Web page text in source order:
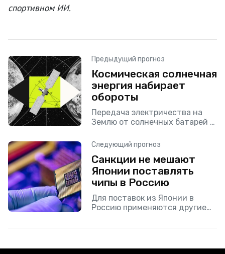
спортивном ИИ.
Предыдущий прогноз
Космическая солнечная
энергия набирает
обороты
Передача электричества на
Землю от солнечных батарей в
чистой энергии на протяжении
десятилетий. Несмотря на то,
что технологиям еще
предстоит
Следующий прогноз
Санкции не мешают
Японии поставлять
чипы в Россию
Для поставок из Японии в
Россию применяются другие
Китай.